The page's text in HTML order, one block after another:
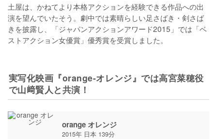
土屋は、かねてより本格アクションを経験できる作品への出
演を望んでいたそう。劇中では素晴らしい足さばき・剣さば
きを披露し、「ジャパンアクションアワード2015」では「ベ
ストアクション女優賞」優秀賞を受賞しました。
実写化映画『orange-オレンジ』では高宮菜穂役
で山﨑賢人と共演！
orange オレンジ
2015年 日本 139分